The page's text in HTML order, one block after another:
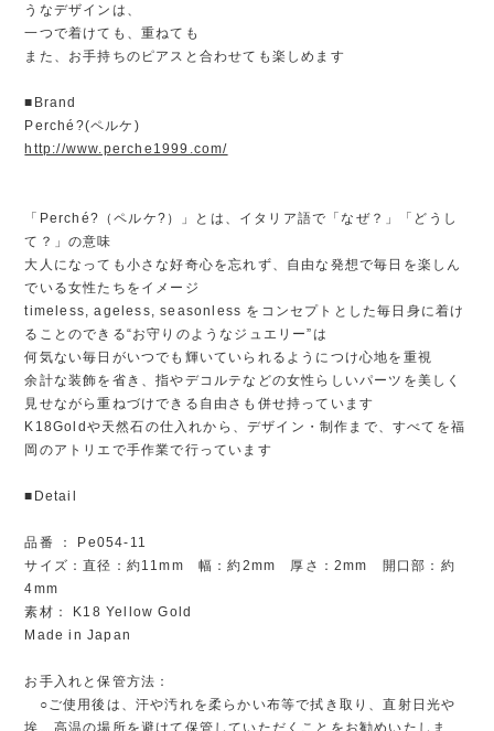
うなデザインは、
一つで着けても、重ねても
また、お手持ちのピアスと合わせても楽しめます
■Brand
Perché?(ペルケ)
http://www.perche1999.com/
「Perché?（ペルケ?）」とは、イタリア語で「なぜ？」「どうし
て？」の意味
大人になっても小さな好奇心を忘れず、自由な発想で毎日を楽しん
でいる女性たちをイメージ
timeless, ageless, seasonless をコンセプトとした毎日身に着け
ることのできる“お守りのようなジュエリー”は
何気ない毎日がいつでも輝いていられるようにつけ心地を重視
余計な装飾を省き、指やデコルテなどの女性らしいパーツを美しく
見せながら重ねづけできる自由さも併せ持っています
K18Goldや天然石の仕入れから、デザイン・制作まで、すべてを福
岡のアトリエで手作業で行っています
■Detail
品番 ： Pe054-11
サイズ：直径：約11mm 幅：約2mm 厚さ：2mm 開口部：約
4mm
素材： K18 Yellow Gold
Made in Japan
お手入れと保管方法：
○ご使用後は、汗や汚れを柔らかい布等で拭き取り、直射日光や
埃、高温の場所を避けて保管していただくことをお勧めいたしま